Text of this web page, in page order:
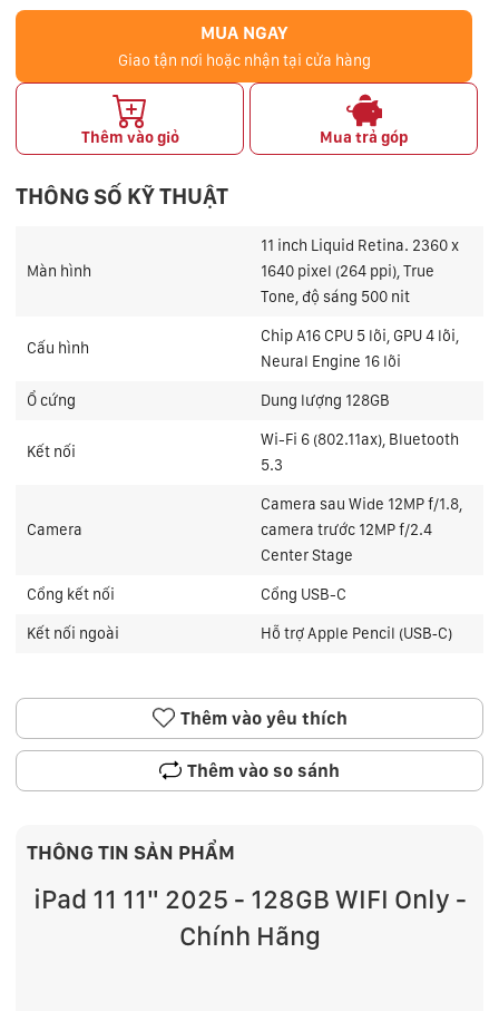
MUA NGAY
Giao tận nơi hoặc nhận tại cửa hàng
Thêm vào giỏ Mua trả góp
THÔNG SỐ KỸ THUẬT
Màn hình
11 inch Liquid Retina. 2360 x
1640 pixel (264 ppi), True
Tone, độ sáng 500 nit
Cấu hình
Chip A16 CPU 5 lõi, GPU 4 lõi,
Neural Engine 16 lõi
Ổ cứng Dung lượng 128GB
Kết nối
Wi-Fi 6 (802.11ax), Bluetooth
5.3
Camera
Camera sau Wide 12MP f/1.8,
camera trước 12MP f/2.4
Center Stage
Cổng kết nối Cổng USB-C
Kết nối ngoài Hỗ trợ Apple Pencil (USB‑C)
Thêm vào yêu thích
Thêm vào so sánh
THÔNG TIN SẢN PHẨM
iPad 11 11" 2025 - 128GB WIFI Only -
Chính Hãng